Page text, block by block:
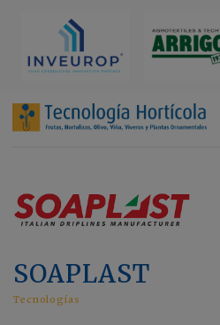
SOAPLAST
Tecnologías